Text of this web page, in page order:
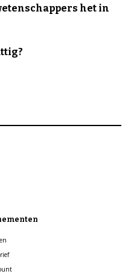
het in